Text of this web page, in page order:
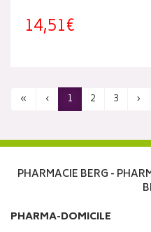
14,51€
« ‹ 1 2 3 ›
PHARMACIE BERG -
PHARMA-DOMICILE